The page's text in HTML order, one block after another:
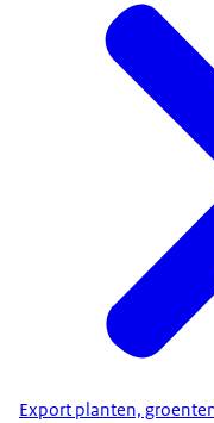
Export planten,